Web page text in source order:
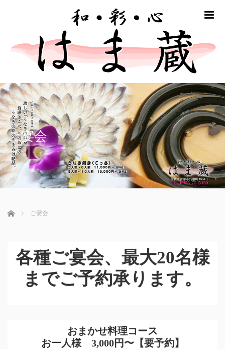
ご宴会
ホーム ご宴会
各種ご宴会、最大20名様
までご予約承ります。
おまかせ料理コース
お一人様 3,000円〜【要予約】